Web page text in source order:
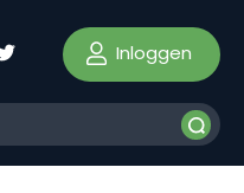
Inloggen